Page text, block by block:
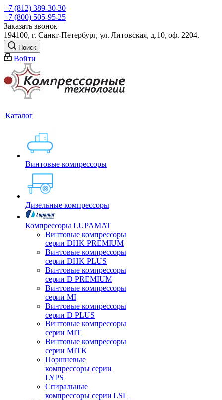
+7 (812) 389-30-30
+7 (800) 505-95-25
Заказать звонок
194100, г. Санкт-Петербург, ул. Литовская, д.10, оф. 2204.
Поиск
Войти
Каталог
Винтовые компрессоры
Дизельные компрессоры
Компрессоры LUPAMAT
Винтовые компрессоры
серии DHK PREMIUM
Винтовые компрессоры
серии DHK PLUS
Винтовые компрессоры
серии D PREMIUM
Винтовые компрессоры
серии MI
Винтовые компрессоры
серии D PLUS
Винтовые компрессоры
серии MIT
Винтовые компрессоры
серии MITK
Поршневые
компрессоры серии
LYPS
Спиральные
компрессоры серии LSL